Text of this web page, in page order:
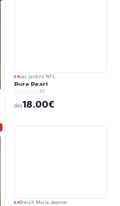
Les jardins NFL
Pure Pearl
(0)
dès18.00€
Breizh Marie Jeanne